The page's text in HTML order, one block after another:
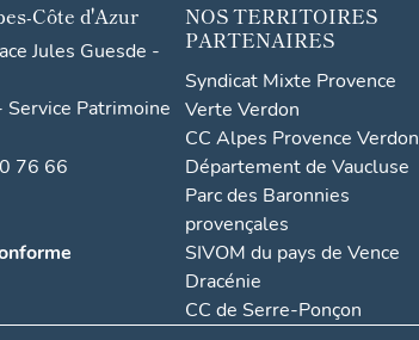
Côte d'Azur
Jules Guesde -
Patrimoine
76 66
NOS TERRITOIRES
PARTENAIRES
Syndicat Mixte Provence
Verte Verdon
CC Alpes Provence Verdon
Département de Vaucluse
Parc des Baronnies
provençales
SIVOM du pays de Vence
Dracénie
CC de Serre-Ponçon